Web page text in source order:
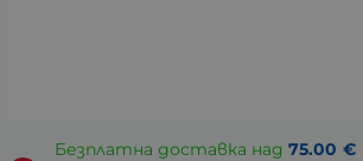
Безплатна доставка над 75.00 €